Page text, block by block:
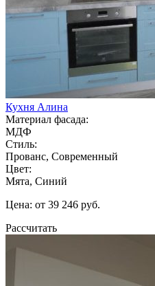
Кухня Алина
Материал фасада:
МДФ
Стиль:
Прованс, Современный
Цвет:
Мята, Синий
Цена: от 39 246 руб.
Рассчитать